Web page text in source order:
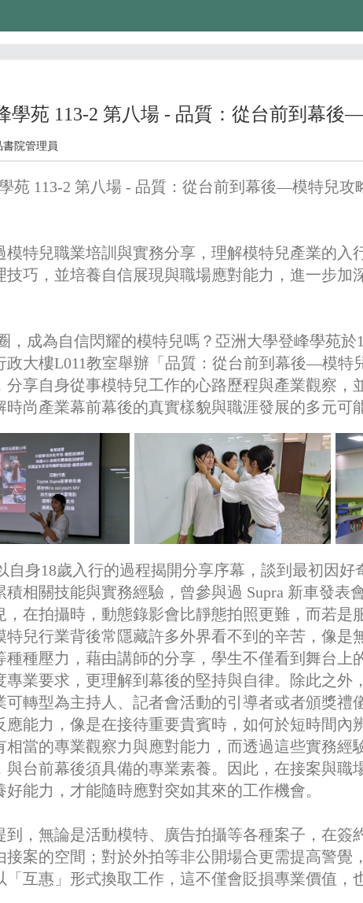
學苑 113-2 第八場 - 品質：從台前到幕後
書院管理員
苑 113-2 第八場 - 品質：從台前到幕後—模特兒攻
模特兒職業培訓與實務分享，理解模特兒產業的入
技巧，並培養自信展現與職場應對能力，進一步加
，成為自信閃耀的模特兒嗎？亞洲大學登峰學苑於
政大樓L011教室舉辦「品質：從台前到幕後—模特
分享自身從事模特兒工作的心路歷程與產業觀察，
時尚產業幕前幕後的真實樣貌與職涯發展的多元可
自身18歲入行的過程揭開分享序幕，談到最初因好
積相關技能與實務經驗，曾參與過 Supra 新車發表
，在拍攝時，動態錄影會比靜態拍照更難，而若是
特兒行業背後常隱藏許多外界看不到的辛苦，像是
種種壓力，藉由講師的分享，學生不僅看到舞台上
專業要求，更理解到幕後的堅持與自律。除此之外
可轉型為主持人、記者會活動的引導者或者頒獎禮
應能力，像是在接待重要貴賓時，如何於短時間內
相當的專業觀察力與應對能力，而透過這些實務經
與台前幕後須具備的專業素養。因此，在接案與職
能力，才能隨時應對突如其來的工作機會。
到，無論是活動模特、廣告拍攝等各種案子，在簽
接案的空間；對於外拍等非公開場合更需提高警覺
「互惠」形式換取工作，這不僅會貶損專業價值，